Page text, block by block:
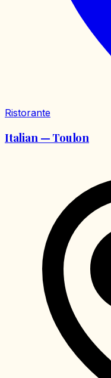
Ristorante
Italian — Toulon